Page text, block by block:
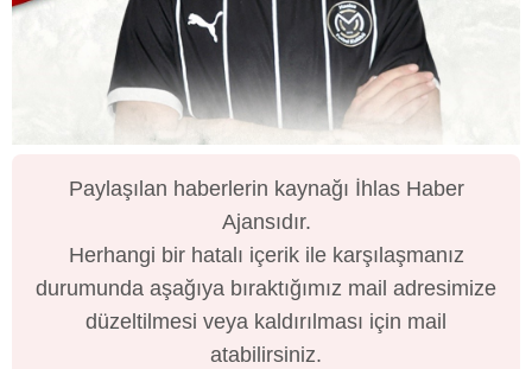
Paylaşılan haberlerin kaynağı İhlas Haber
Ajansıdır.
Herhangi bir hatalı içerik ile karşılaşmanız
durumunda aşağıya bıraktığımız mail adresimize
düzeltilmesi veya kaldırılması için mail
atabilirsiniz.